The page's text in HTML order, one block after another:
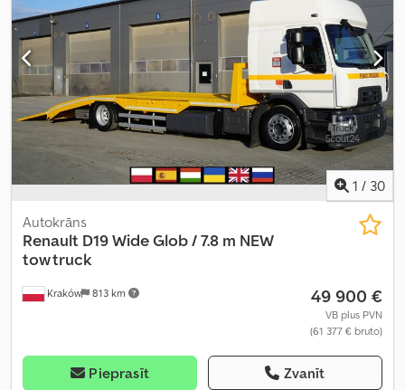
kontrole,
1 / 30
Kraków 813 km
Autokrāns
Renault D19 Wide Glob / 7.8 m NEW
tow truck
49 900 €
VB plus PVN
(61 377 € bruto)
Pieprasīt Zvanīt